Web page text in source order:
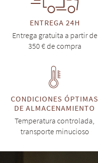
ENTREGA 24H
Entrega gratuita a partir de
350 € de compra
CONDICIONES ÓPTIMAS
DE ALMACENAMIENTO
Temperatura controlada,
transporte minucioso